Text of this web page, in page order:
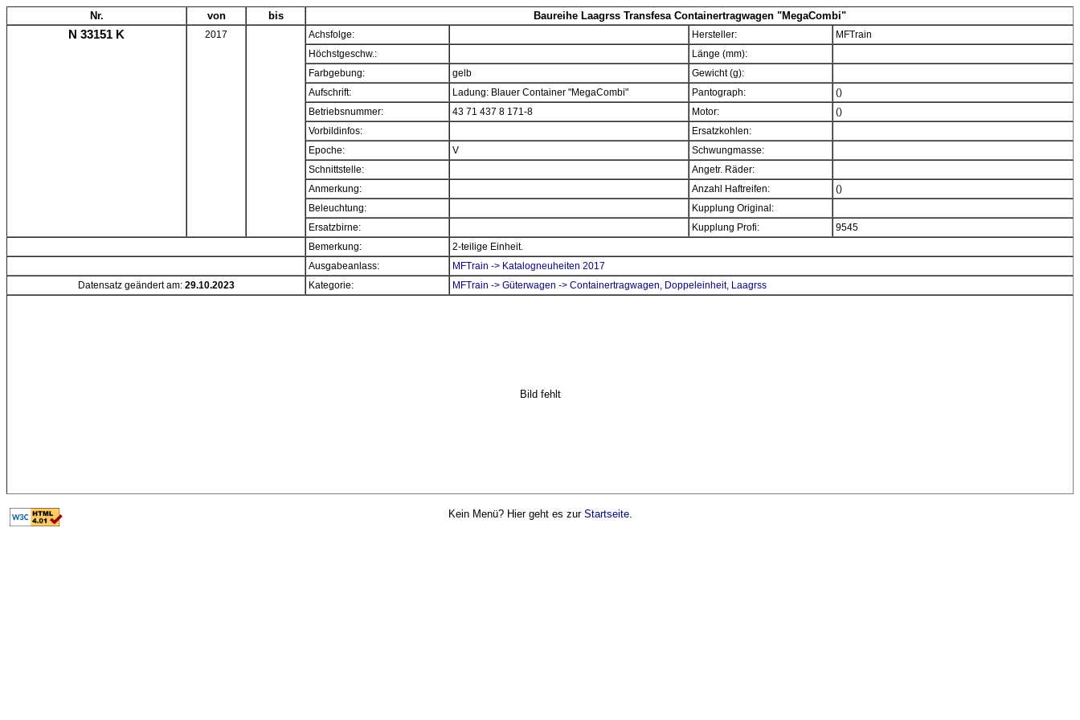
Nr. von bis Baureihe Laagrss Transfesa Containertragwagen "MegaCombi"
N 33151 K 2017 Achsfolge: Hersteller:
MFTrain
Höchstgeschw.:
Länge (mm):
Farbgebung:
gelb
Gewicht (g):
Aufschrift:
Ladung: Blauer Container "MegaCombi" Pantograph:
()
Betriebsnummer:
43 71 437 8 171-8 Motor:
()
Vorbildinfos:
Ersatzkohlen:
Epoche:
V
Schwungmasse:
Schnittstelle:
Angetr. Räder:
Anmerkung:
Anzahl Haftreifen:
()
Beleuchtung:
Kupplung Original:
Ersatzbirne:
Kupplung Profi:
9545
Bemerkung:
2-teilige Einheit.
Ausgabeanlass:
MFTrain -> Katalogneuheiten 2017
Datensatz geändert am: 29.10.2023 Kategorie: MFTrain -> Güterwagen -> Containertragwagen, Doppeleinheit, Laagrss
Bild fehlt
Kein Menü? Hier geht es zur Startseite.